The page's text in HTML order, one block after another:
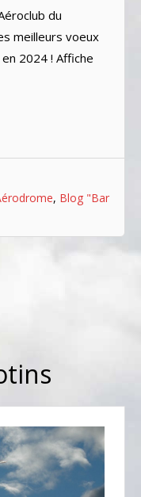
du
meilleurs voeux
2024 ! Affiche
, Blog "Bar